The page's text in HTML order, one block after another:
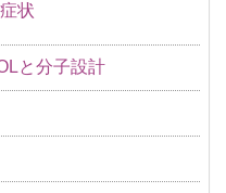
状
と分子設計